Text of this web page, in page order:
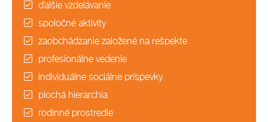
ďalšie vzdelávanie
spoločné aktivity
zaobchádzanie založené na rešpekte
profesionálne vedenie
individuálne sociálne príspevky
plochá hierarchia
rodinné prostredie